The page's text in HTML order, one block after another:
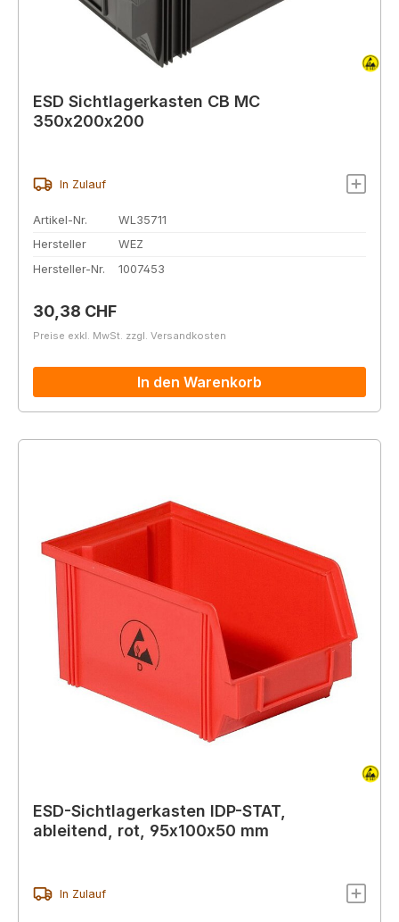
ESD Sichtlagerkasten CB MC
350x200x200
In Zulauf
Artikel-Nr.
WL35711
Hersteller
WEZ
Hersteller-Nr.
1007453
Regulärer Preis:
30,38 CHF
Preise exkl. MwSt. zzgl. Versandkosten
In den Warenkorb
ESD-Sichtlagerkasten IDP-STAT,
ableitend, rot, 95x100x50 mm
In Zulauf